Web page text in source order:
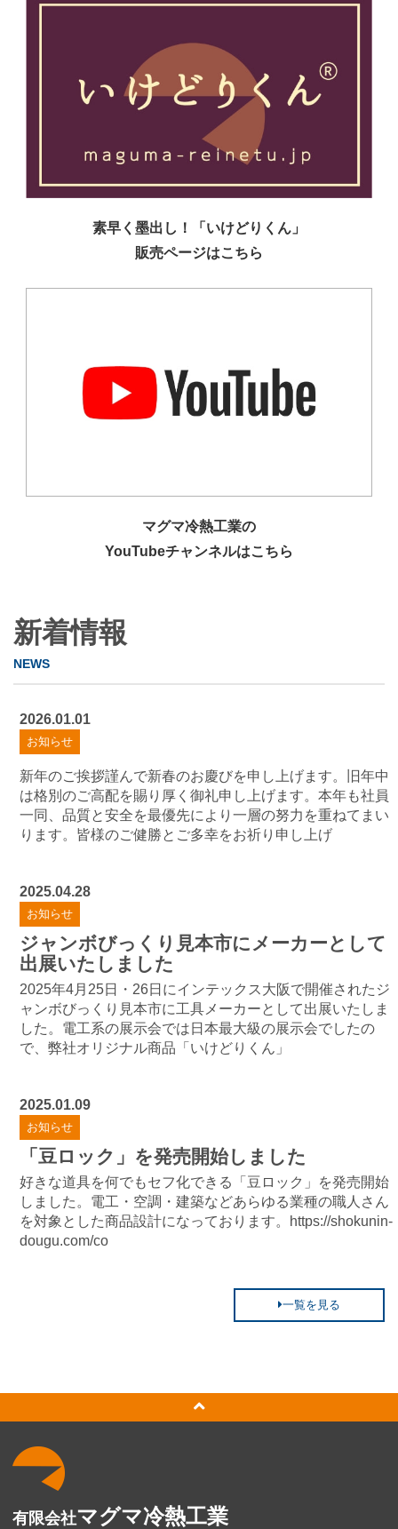
素早く墨出し！「いけどりくん」
販売ページはこちら
マグマ冷熱⼯業の
YouTubeチャンネルはこちら
新着情報
2026.01.01
お知らせ
新年のご挨拶謹んで新春のお慶びを申し上げます。旧年中
は格別のご高配を賜り厚く御礼申し上げます。本年も社員
一同、品質と安全を最優先により一層の努力を重ねてまい
ります。皆様のご健勝とご多幸をお祈り申し上げ
2025.04.28
お知らせ
ジャンボびっくり見本市にメーカーとして
出展いたしました
2025年4月25日・26日にインテックス大阪で開催されたジ
ャンボびっくり見本市に工具メーカーとして出展いたしま
した。電工系の展示会では日本最大級の展示会でしたの
で、弊社オリジナル商品「いけどりくん」
2025.01.09
お知らせ
「豆ロック」を発売開始しました
好きな道具を何でもセフ化できる「豆ロック」を発売開始
しました。電工・空調・建築などあらゆる業種の職人さん
を対象とした商品設計になっております。https://shokunin-
dougu.com/co
一覧を見る
有限会社マグマ冷熱工業